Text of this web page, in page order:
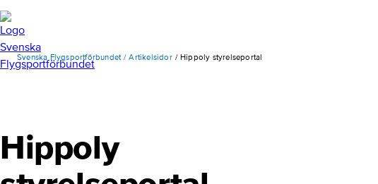
Svenska Flygsportförbundet Artikelsidor Hippoly styrelseportal
Hippoly